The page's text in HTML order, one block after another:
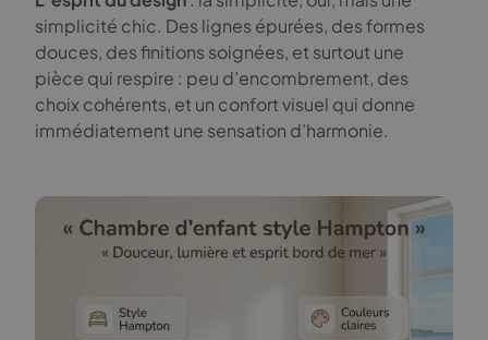
simplicité chic. Des lignes épurées, des formes
douces, des finitions soignées, et surtout une
pièce qui respire : peu d’encombrement, des
choix cohérents, et un confort visuel qui donne
immédiatement une sensation d’harmonie.